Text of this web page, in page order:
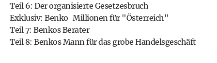
Teil 6: Der organisierte Gesetzesbruch
Exklusiv: Benko-Millionen für "Österreich"
Teil 7: Benkos Berater
Teil 8: Benkos Mann für das grobe Handelsgeschäft